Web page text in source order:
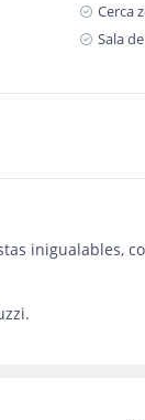
Cerca
Sala
inigualables,